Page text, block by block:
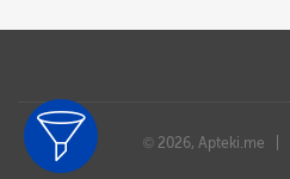
© 2026, Apteki.me |